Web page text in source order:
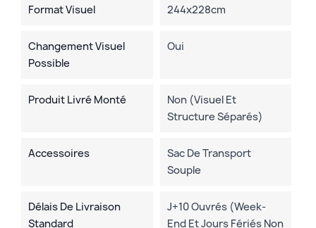
Format Visuel 244x228cm
Changement Visuel
Possible
Oui
Produit Livré Monté
Non (visuel Et
Structure Séparés)
Accessoires
Sac De Transport
Souple
Délais De Livraison
Standard
J+10 Ouvrés (week-
End Et Jours Fériés Non